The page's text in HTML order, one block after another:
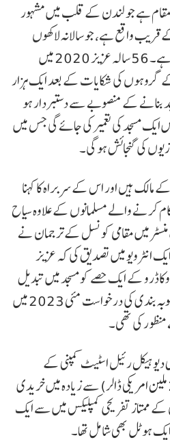
ہے جو لندن کے قلب میں مشہور
قریب واقع ہے، جو سالانہ لاکھوں
سیاحوں کو اپنی طرف متوجہ کرتا ہے۔ 56 سالہ عزیز 2020 میں
کے گروہوں کی شکایات کے بعد ایک ہزار
بنانے کے منصوبے سے دستبردار ہو
ایک مسجد کی تعمیر کی جائے گی جس میں
ہیں اور اس کے سربراہ کا کہنا
کرنے والے مسلمانوں کے علاوہ سیاح
میں مقامی کونسل کے ترجمان نے
انٹرویو میں تصدیق کی کہ عزیز
کے ایک حصے کو مسجد میں تبدیل
کرنے کے لیے جمع کرائی گئی منصوبہ بندی کی درخواست مئی 2023 میں
کی تھی۔
2005 میں اپنی دیوہیکل رئیل اسٹیٹ کمپنی کے
ذریعے 220 ملین پاؤنڈ (288 ملین امریکی ڈالر) سے زیادہ میں خریدی
ممتاز تفریحی کمپلیکس میں سے ایک